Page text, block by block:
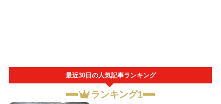
最近30日の人気記事ランキング
ランキング1